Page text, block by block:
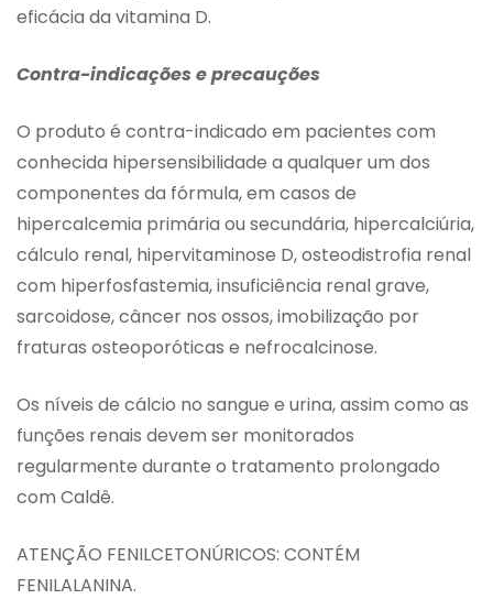
eficácia da vitamina D.
Contra-indicações e precauções
O produto é contra-indicado em pacientes com
conhecida hipersensibilidade a qualquer um dos
componentes da fórmula, em casos de
hipercalcemia primária ou secundária, hipercalciúria,
cálculo renal, hipervitaminose D, osteodistrofia renal
com hiperfosfastemia, insuficiência renal grave,
sarcoidose, câncer nos ossos, imobilização por
fraturas osteoporóticas e nefrocalcinose.
Os níveis de cálcio no sangue e urina, assim como as
funções renais devem ser monitorados
regularmente durante o tratamento prolongado
com Caldê.
ATENÇÃO FENILCETONÚRICOS: CONTÉM
FENILALANINA.